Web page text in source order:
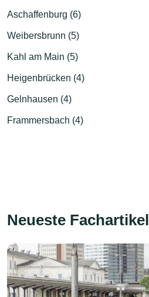
Aschaffenburg (6)
Weibersbrunn (5)
Kahl am Main (5)
Heigenbrücken (4)
Gelnhausen (4)
Frammersbach (4)
Neueste Fachartikel